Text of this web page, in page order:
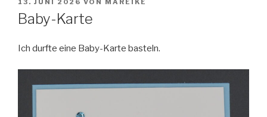
AM
13. JUNI 2026 VON MAREIKE
Baby-Karte
Ich durfte eine Baby-Karte basteln.